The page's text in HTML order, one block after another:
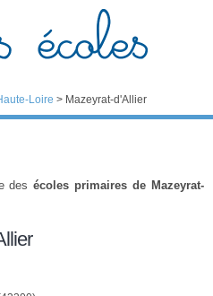
Loire > Mazeyrat-d'Allier
desécoles primaires de Mazeyrat-